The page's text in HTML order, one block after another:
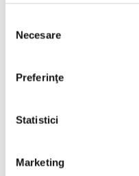
consimțământului
Necesare
Preferinţe
Statistici
Marketing